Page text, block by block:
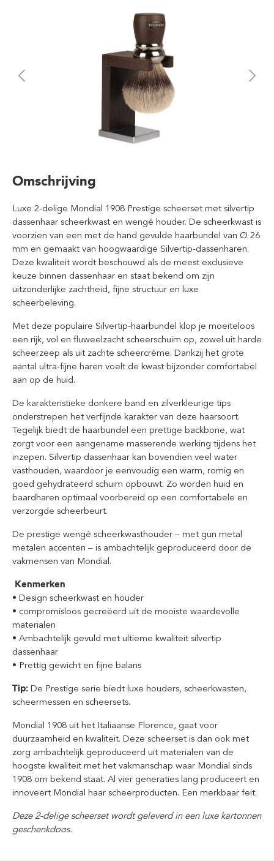
Omschrijving
Luxe 2-delige Mondial 1908 Prestige scheerset met silvertip
dassenhaar scheerkwast en wengé houder. De scheerkwast is
voorzien van een met de hand gevulde haarbundel van Ø 26
mm en gemaakt van hoogwaardige Silvertip-dassenharen.
Deze kwaliteit wordt beschouwd als de meest exclusieve
keuze binnen dassenhaar en staat bekend om zijn
uitzonderlijke zachtheid, fijne structuur en luxe
scheerbeleving.
Met deze populaire Silvertip-haarbundel klop je moeiteloos
een rijk, vol en fluweelzacht scheerschuim op, zowel uit harde
scheerzeep als uit zachte scheercrème. Dankzij het grote
aantal ultra-fijne haren voelt de kwast bijzonder comfortabel
aan op de huid.
De karakteristieke donkere band en zilverkleurige tips
onderstrepen het verfijnde karakter van deze haarsoort.
Tegelijk biedt de haarbundel een prettige backbone, wat
zorgt voor een aangename masserende werking tijdens het
inzepen. Silvertip dassenhaar kan bovendien veel water
vasthouden, waardoor je eenvoudig een warm, romig en
goed gehydrateerd schuim opbouwt. Zo worden huid en
baardharen optimaal voorbereid op een comfortabele en
verzorgde scheerbeurt.
De prestige wengé scheerkwasthouder – met gun metal
metalen accenten – is ambachtelijk geproduceerd door de
vakmensen van Mondial.
Kenmerken
• Design scheerkwast en houder
• compromisloos gecreëerd uit de mooiste waardevolle
materialen
• Ambachtelijk gevuld met ultieme kwaliteit silvertip
dassenhaar
• Prettig gewicht en fijne balans
Tip: De Prestige serie biedt luxe houders, scheerkwasten,
scheermessen en scheersets.
Mondial 1908 uit het Italiaanse Florence, gaat voor
duurzaamheid en kwaliteit. Deze scheerset is dan ook met
zorg ambachtelijk geproduceerd uit materialen van de
hoogste kwaliteit met het vakmanschap waar Mondial sinds
1908 om bekend staat. Al vier generaties lang produceert en
innoveert Mondial haar scheerproducten. Een merkbaar feit.
Deze 2-delige scheerset wordt geleverd in een luxe kartonnen
geschenkdoos.